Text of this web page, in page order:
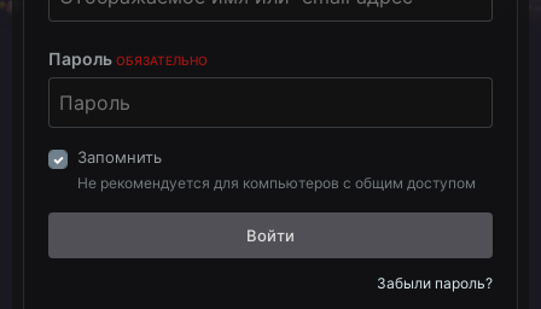
Пароль ОБЯЗАТЕЛЬНО
Запомнить
Не рекомендуется для компьютеров с общим доступом
Войти
Забыли пароль?